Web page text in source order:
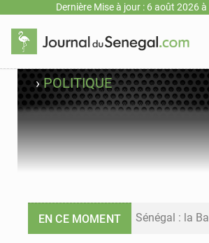
Dernière Mise à jour : 6 août 2026
›POLITIQUE
EN CE MOMENT